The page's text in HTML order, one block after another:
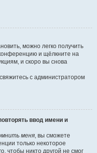
можно легко получить
и щёлкните на
и скоро вы снова
с администратором
ввод имени и
меня, вы сможете
только некоторое
чтобы никто другой не смог